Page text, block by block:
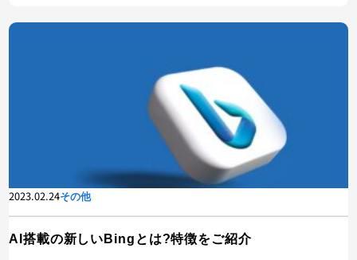
2023.02.24その他
AI搭載の新しいBingとは?特徴をご紹介